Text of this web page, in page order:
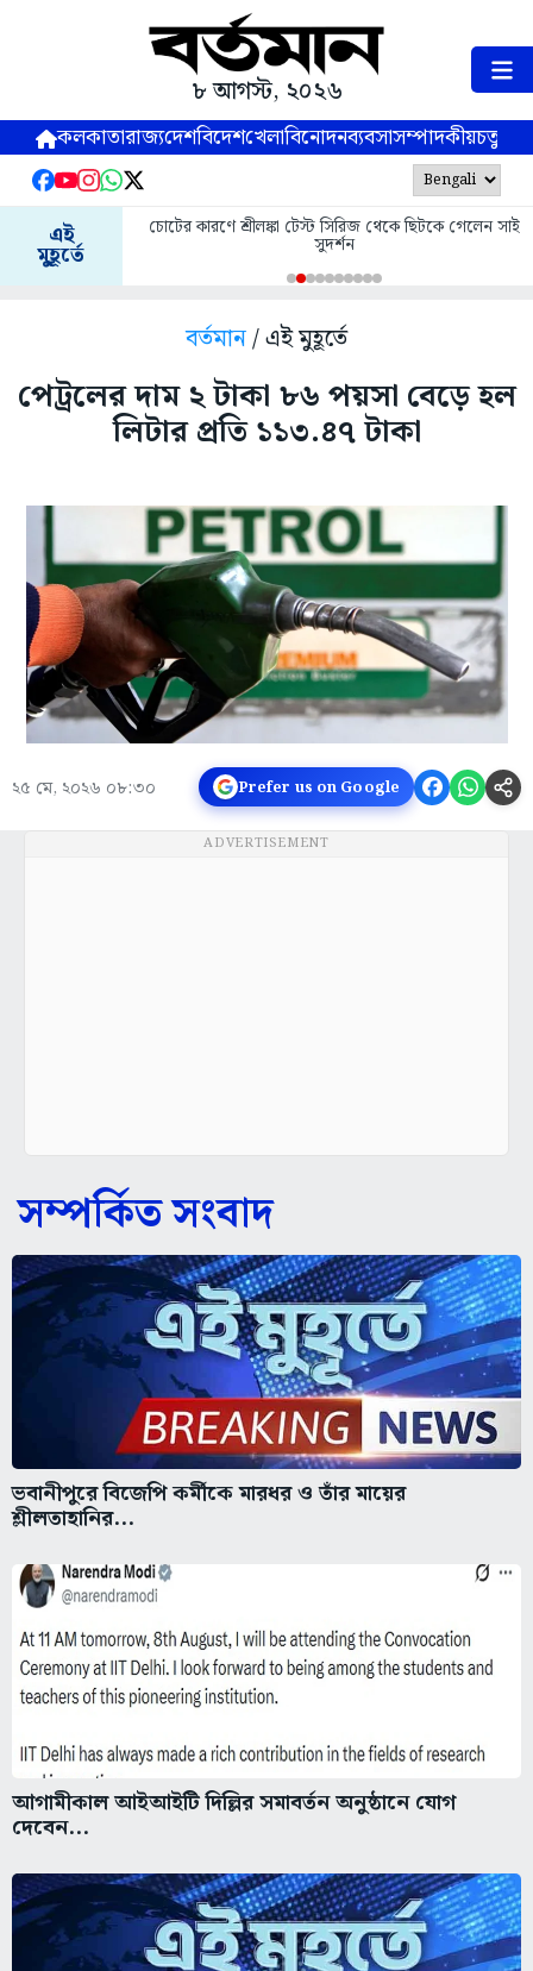
৮ আগস্ট, ২০২৬
কলকাতারাজ্যদেশবিদেশখেলাবিনোদনব্যবসাসম্পাদকীয়
এই
মুহূর্তে
চোটের কারণে শ্রীলঙ্কা টেস্ট সিরিজ থেকে ছিটকে গেলেন সাই
সুদর্শন
বর্তমান/ এই মুহূর্তে
পেট্রলের দাম ২ টাকা ৮৬ পয়সা বেড়ে হল
লিটার প্রতি ১১৩.৪৭ টাকা
২৫ মে, ২০২৬ ০৮:৩০ Prefer us on Google
ADVERTISEMENT
সম্পর্কিত সংবাদ
ভবানীপুরে বিজেপি কর্মীকে মারধর ও তাঁর মায়ের
শ্লীলতাহানির...
আগামীকাল আইআইটি দিল্লির সমাবর্তন অনুষ্ঠানে যোগ
দেবেন...